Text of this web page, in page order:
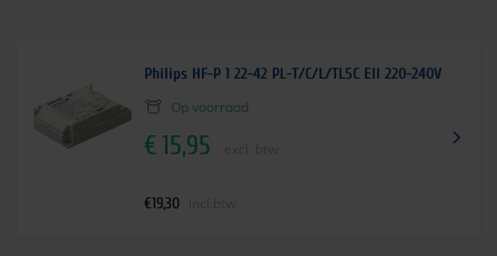
Philips HF-P 1 22-42 PL-T/C/L/TL5C EII 220-240V
Op voorraad
€15,95
€19,30